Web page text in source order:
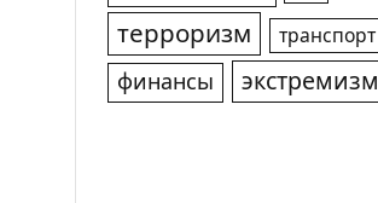
терроризм транспорт
финансы экстремизм